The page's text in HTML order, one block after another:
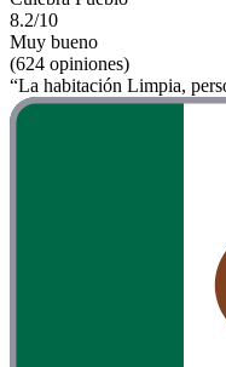
8.2/10
Muy bueno
(624 opiniones)
“La habitación Limpia,